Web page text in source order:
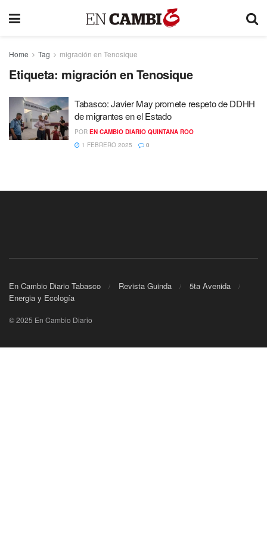
Home Tag migración en Tenosique
Etiqueta: migración en Tenosique
Tabasco: Javier May promete respeto de DDHH
de migrantes en el Estado
POR EN CAMBIO DIARIO QUINTANA ROO
1 FEBRERO 2025
0
En Cambio Diario Tabasco Revista Guinda
5ta Avenida
Energia y Ecología
© 2025 En Cambio Diario